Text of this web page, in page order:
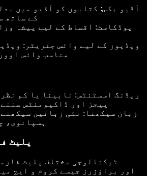
آڈیو بکس: کتابوں کو آڈیو میں
کے ساتھ
پوڈکاسٹ: اقساط کے لیے پیشہ
ویڈیوز کے لیے وائس جنریٹر :
مناسب وائس
ریڈنگ اسسٹنٹس: نابینا یا کم
پیجز اور ڈاکیومنٹس سننے
زبان سیکھنا : نئی زبانیں سیکھنے
ہسپانوی،
پلیٹ